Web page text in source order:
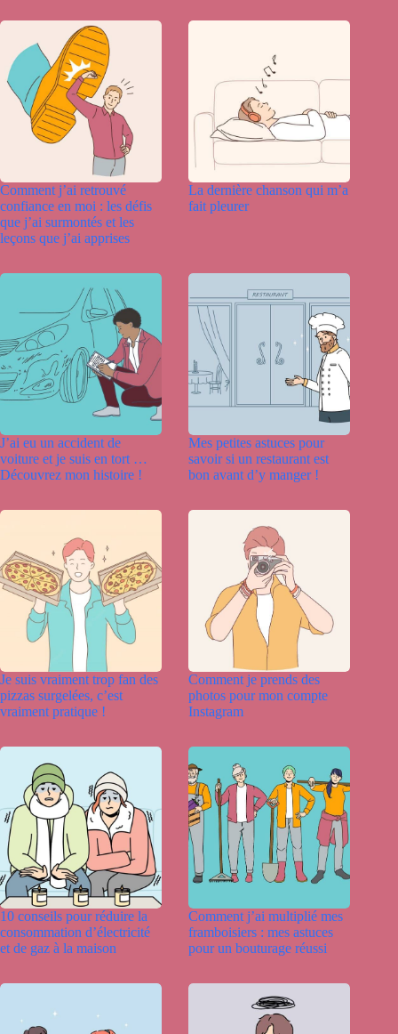
Comment j’ai retrouvé
confiance en moi : les défis
que j’ai surmontés et les
leçons que j’ai apprises
La dernière chanson qui m’a
fait pleurer
J’ai eu un accident de
voiture et je suis en tort …
Découvrez mon histoire !
Mes petites astuces pour
savoir si un restaurant est
bon avant d’y manger !
Je suis vraiment trop fan des
pizzas surgelées, c’est
vraiment pratique !
Comment je prends des
photos pour mon compte
Instagram
10 conseils pour réduire la
consommation d’électricité
et de gaz à la maison
Comment j’ai multiplié mes
framboisiers : mes astuces
pour un bouturage réussi